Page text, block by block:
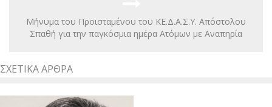
Μήνυμα του Προϊσταμένου του ΚΕ.Δ.Α.Σ.Υ. Απόστολου
Σπαθή για την παγκόσμια ημέρα Ατόμων με Αναπηρία
ΣΧΕΤΙΚΆ ΆΡΘΡΑ